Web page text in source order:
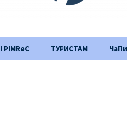
PIMReC ТУРИСТАМ ЧаПи